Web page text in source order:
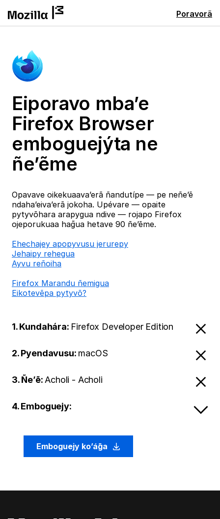
Poravorã
Eiporavo mba’e
Firefox Browser
emboguejýta ne
ñe’ẽme
Opavave oikekuaava’erã ñandutípe — pe neñe’ẽ
ndaha’eiva’erã jokoha. Upévare — opaite
pytyvõhara arapygua ndive — rojapo Firefox
ojeporukuaa hag̃ua hetave 90 ñe’ẽme.
Ehechajey apopyvusu jerurepy
Jehaipy rehegua
Ayvu reñoiha
Firefox Marandu ñemigua
Eikotevẽpa pytyvõ?
1. Kundahára: Firefox Developer Edition
2. Pyendavusu: macOS
3. Ñe’ẽ: Acholi - Acholi
4. Emboguejy:
Emboguejy ko’ág̃a